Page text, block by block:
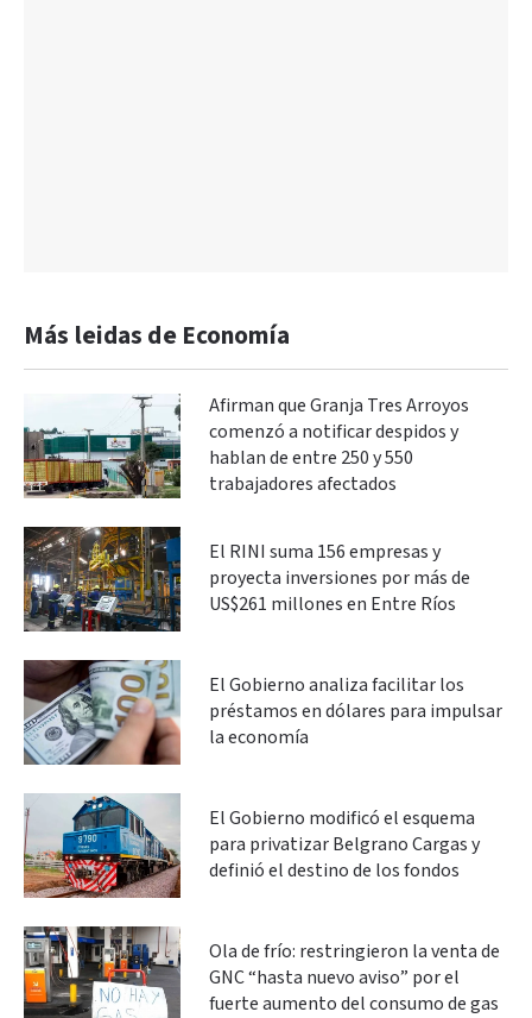
Más leidas de Economía
Afirman que Granja Tres Arroyos
comenzó a notificar despidos y
hablan de entre 250 y 550
trabajadores afectados
El RINI suma 156 empresas y
proyecta inversiones por más de
US$261 millones en Entre Ríos
El Gobierno analiza facilitar los
préstamos en dólares para impulsar
la economía
El Gobierno modificó el esquema
para privatizar Belgrano Cargas y
definió el destino de los fondos
Ola de frío: restringieron la venta de
GNC “hasta nuevo aviso” por el
fuerte aumento del consumo de gas